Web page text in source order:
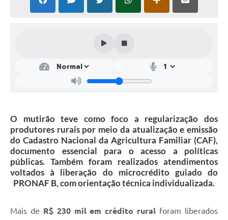
O mutirão teve como foco a regularização dos
produtores rurais por meio da atualização e emissão
do Cadastro Nacional da Agricultura Familiar (CAF),
documento essencial para o acesso a políticas
públicas. Também foram realizados atendimentos
voltados à liberação do microcrédito guiado do
PRONAF B, com orientação técnica individualizada.
Mais de R$ 230 mil em crédito rural foram liberados